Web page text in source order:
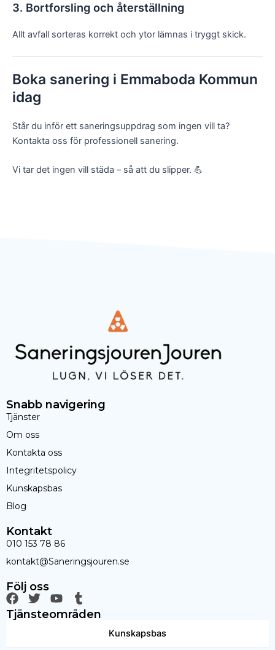
3. Bortforsling och återställning
Allt avfall sorteras korrekt och ytor lämnas i tryggt skick.
Boka sanering i Emmaboda Kommun
idag
Står du inför ett saneringsuppdrag som ingen vill ta?
Kontakta oss för professionell sanering.
Vi tar det ingen vill städa – så att du slipper. 💪
Snabb navigering
Tjänster
Om oss
Kontakta oss
Integritetspolicy
Kunskapsbas
Blog
Kontakt
010 153 78 86
kontakt@Saneringsjouren.se
Följ oss
F
a
c
T
w
i
Y
o
u
T
u
m
Tjänsteområden
Kunskapsbas